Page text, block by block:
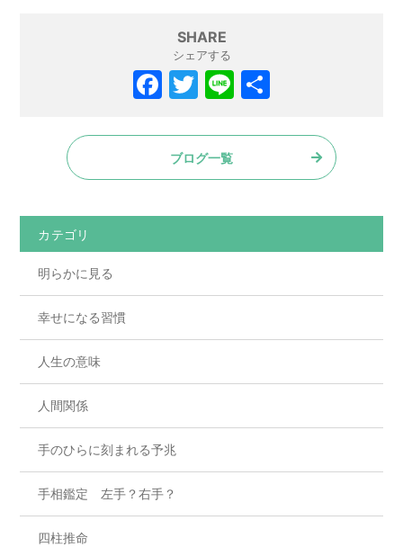
SHARE
シェアする
ブログ一覧
カテゴリ
明らかに見る
幸せになる習慣
人生の意味
人間関係
手のひらに刻まれる予兆
手相鑑定 左手？右手？
四柱推命